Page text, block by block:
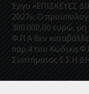
Έργο «ΕΠΙΣΚΕΥΕΣ
2027», Ο
300.000,00 ευρώ,
Φ.Π.Α δεν
παρ.4 του Κώδικα
Συστήματος
Επικοινωνία